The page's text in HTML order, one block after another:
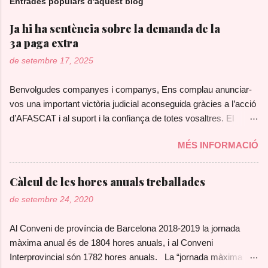
Ja hi ha sentència sobre la demanda de la
3a paga extra
de setembre 17, 2025
Benvolgudes companyes i companys, Ens complau anunciar-
vos una important victòria judicial aconseguida gràcies a l’acció
d’AFASCAT i al suport i la confiança de totes vosaltres. El
sentència estimant la demanda presentada pel nostre sindicat,
amb l’assessorament jurídic del Col·lectiu Ronda, que posa fi a
la doble escala salarial que patien les treballadores i treballadors
setembre de 2015. D’ara en endavant, totes les treballadores i
a percebre el Complement Personal ex Primavera (CPExP),
equivalent a una paga extra. A més, la sentència obre la porta a
reclamar les quantitats corresponents als anys 2024 i 2025.
MÉS INFORMACIÓ
Càlcul de les hores anuals treballades
de setembre 24, 2020
Al Conveni de província de Barcelona 2018-2019 la jornada
màxima anual és de 1804 hores anuals, i al Conveni
Interprovincial són 1782 hores anuals. La “jornada màxima